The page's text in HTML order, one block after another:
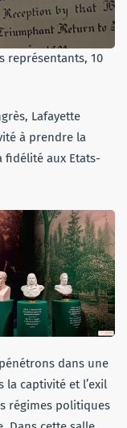
représentants, 10
Lafayette
à prendre la
fidélité aux Etats-
dans une
captivité et l’exil
régimes politiques